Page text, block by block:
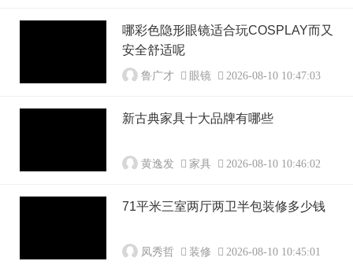
哪彩色隐形眼镜适合玩COSPLAY而又
安全舒适呢
鲁广才 眼镜 2026-08-10 10:47:03
新古典家具十大品牌有哪些
黄逸发 家具 2026-08-10 10:46:02
71平米三室两厅两卫半包装修多少钱
凤秀哲 装修 2026-08-10 10:45:01